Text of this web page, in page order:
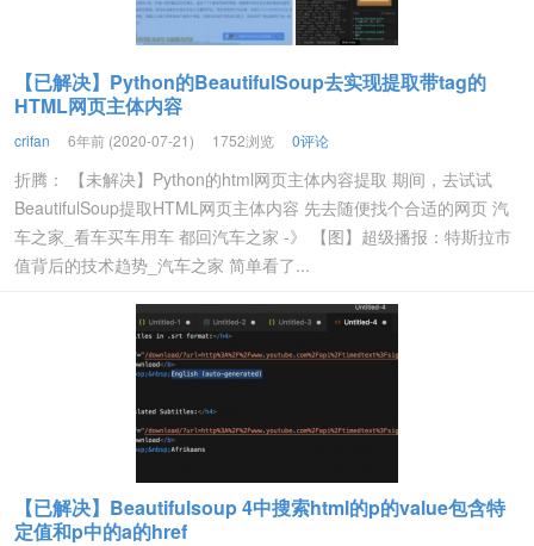
【已解决】Python的BeautifulSoup去实现提取带tag的
HTML网页主体内容
crifan 6年前 (2020-07-21) 1752浏览 0评论
折腾： 【未解决】Python的html网页主体内容提取 期间，去试试
BeautifulSoup提取HTML网页主体内容 先去随便找个合适的网页 汽
车之家_看车买车用车 都回汽车之家 -》 【图】超级播报：特斯拉市
值背后的技术趋势_汽车之家 简单看了...
【已解决】Beautifulsoup 4中搜索html的p的value包含特
定值和p中的a的href